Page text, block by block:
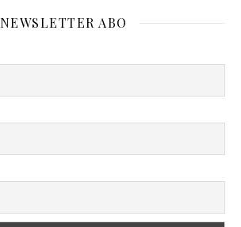
NEWSLETTER ABO